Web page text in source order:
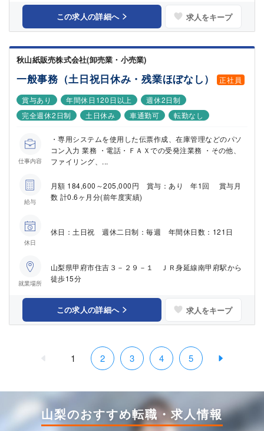
この求人の詳細へ 求人をキープ
秋山紙販売株式会社(卸売業・小売業)
一般事務（土日祝日休み・残業ほぼなし）
正社員
賞与あり
年間休日120日以上
週休2日制
完全週休2日制
土日休み 車通勤可 転勤なし
仕事内容
・専用システムを使用した伝票作成、在庫管理などのパソ
コン入力 業務 ・電話・ＦＡＸでの受発注業務 ・その他、
ファイリング、...
給与
月額 184,600～205,000円 賞与：あり 年1回 賞与月
数 計0.6ヶ月分(前年度実績)
休日
休日：土日祝 週休二日制：毎週 年間休日数：121日
就業場所
山梨県甲府市住吉３－２９－１ ＪＲ身延線南甲府駅から
徒歩15分
この求人の詳細へ 求人をキープ
1 2 3 4 5
山梨のおすすめ転職・求人情報